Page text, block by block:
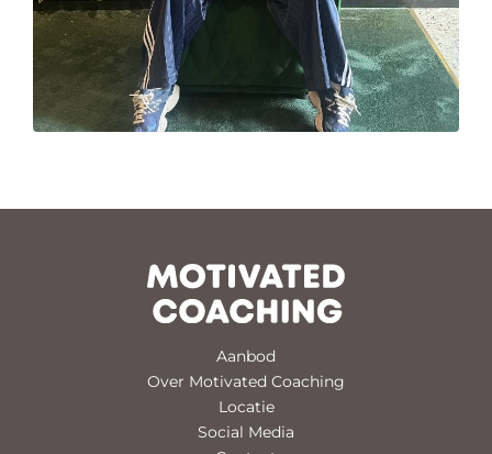
Aanbod
Over Motivated Coaching
Locatie
Social Media